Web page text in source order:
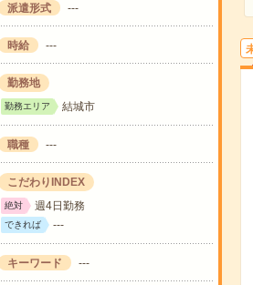
派遣形式 ---
時給 ---
勤務地
勤務エリア 結城市
職種 ---
こだわりINDEX
絶対 週4日勤務
できれば ---
キーワード ---